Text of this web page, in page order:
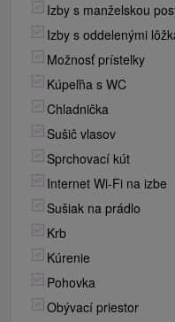
Izby s manželskou
Izby s oddelenými
Možnosť prístelky
Kúpeľňa s WC
Chladnička
Sušič vlasov
Sprchovací kút
Internet Wi-Fi na izbe
Sušiak na prádlo
Krb
Kúrenie
Pohovka
Obývací priestor